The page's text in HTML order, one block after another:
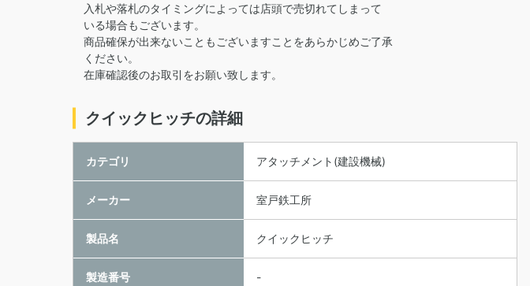
入札や落札のタイミングによっては店頭で売切れてしまって
いる場合もございます。
商品確保が出来ないこともございますことをあらかじめご了承
ください。
在庫確認後のお取引をお願い致します。
クイックヒッチの詳細
カテゴリ アタッチメント(建設機械)
メーカー 室戸鉄工所
製品名 クイックヒッチ
製造番号 -